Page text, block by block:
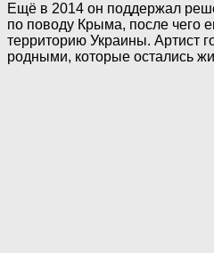
Ещё в 2014 он поддержал
по поводу Крыма, после чего
территорию Украины. Артист
родными, которые остались